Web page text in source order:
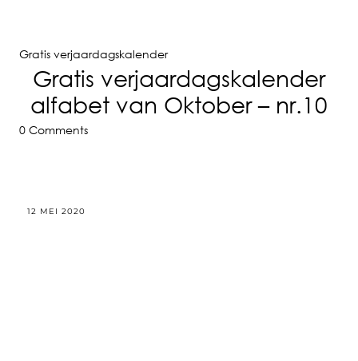
Gratis verjaardagskalender
Gratis verjaardagskalender
alfabet van Oktober – nr.10
0 Comments
12 MEI 2020